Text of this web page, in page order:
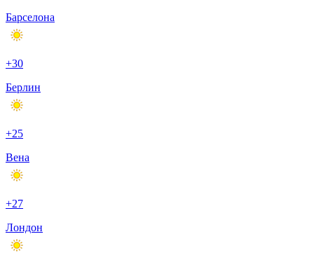
Барселона
+30
Берлин
+25
Вена
+27
Лондон